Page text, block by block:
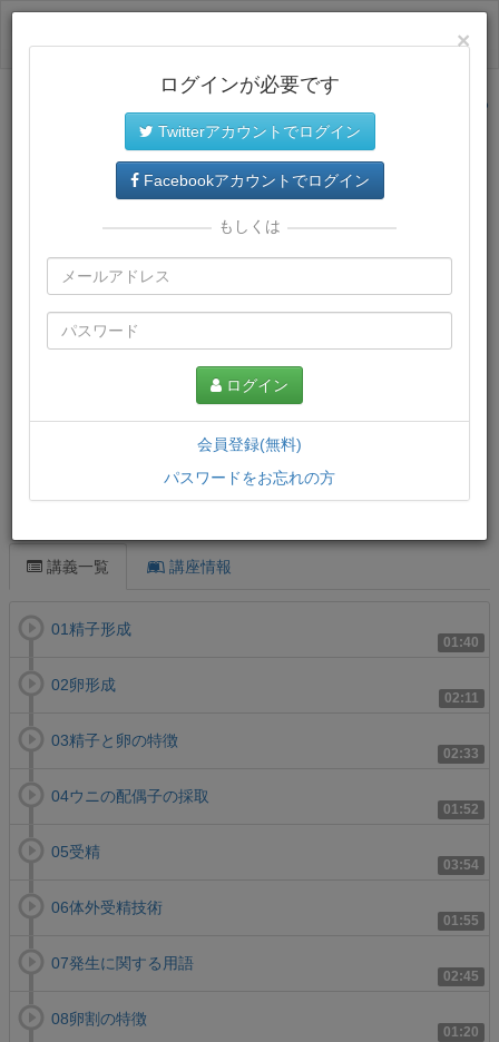
サイトトップに戻る
プレミアム会員では、教材がダウンロードでき、快適な動画
再生環境が提供されます。
講義一覧 講座情報
01:40
01精子形成
02:11
02卵形成
02:33
03精子と卵の特徴
01:52
04ウニの配偶子の採取
03:54
05受精
01:55
06体外受精技術
02:45
07発生に関する用語
01:20
08卵割の特徴
×
ログインが必要です
Twitterアカウントでログイン
Facebookアカウントでログイン
もしくは
ログイン
会員登録(無料)
パスワードをお忘れの方